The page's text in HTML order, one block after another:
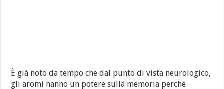
È già noto da tempo che dal punto di vista neurologico,
gli aromi hanno un potere sulla memoria perché